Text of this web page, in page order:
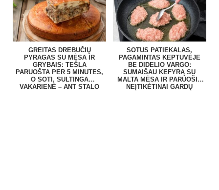
GREITAS DREBUČIŲ
PYRAGAS SU MĖSA IR
GRYBAIS: TEŠLA
PARUOŠTA PER 5 MINUTES,
O SOTI, SULTINGA
VAKARIENĖ – ANT STALO
SOTUS PATIEKALAS,
PAGAMINTAS KEPTUVĖJE
BE DIDELIO VARGO:
SUMAIŠAU KEFYRĄ SU
MALTA MĖSA IR PARUOŠIU
NEĮTIKĖTINAI GARDŲ